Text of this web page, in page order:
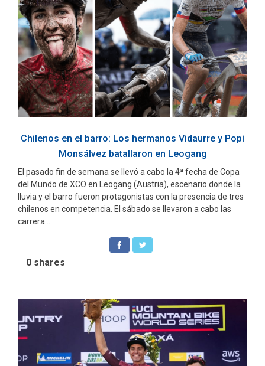
Chilenos en el barro: Los hermanos Vidaurre y Popi
Monsálvez batallaron en Leogang
El pasado fin de semana se llevó a cabo la 4ª fecha de Copa
del Mundo de XCO en Leogang (Austria), escenario donde la
lluvia y el barro fueron protagonistas con la presencia de tres
chilenos en competencia. El sábado se llevaron a cabo las
carrera...
0 shares